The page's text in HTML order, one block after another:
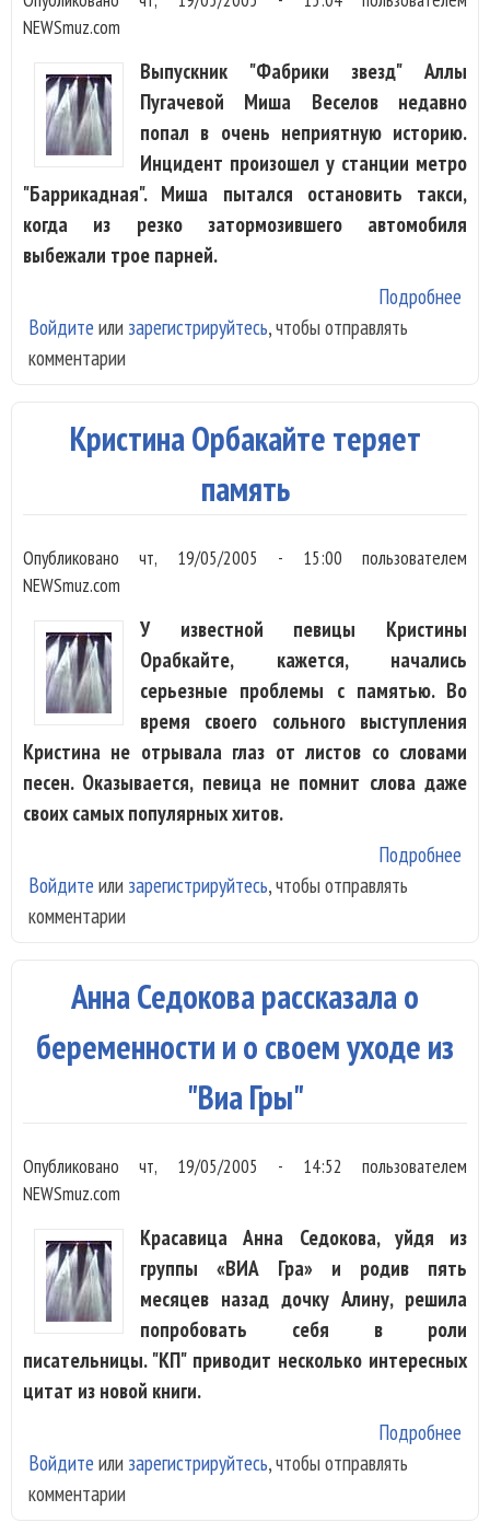
NEWSmuz.com
Выпускник "Фабрики звезд" Аллы
Пугачевой Миша Веселов недавно
попал в очень неприятную историю.
Инцидент произошел у станции метро
"Баррикадная". Миша пытался остановить такси,
когда из резко затормозившего автомобиля
выбежали трое парней.
Подробнее
Войдите или зарегистрируйтесь, чтобы отправлять
комментарии
Кристина Орбакайте теряет
память
Опубликованочт, 19/05/2005 - 15:00 пользователем
NEWSmuz.com
У известной певицы Кристины
Орабкайте, кажется, начались
серьезные проблемы с памятью. Во
время своего сольного выступления
Кристина не отрывала глаз от листов со словами
песен. Оказывается, певица не помнит слова даже
своих самых популярных хитов.
Подробнее
Войдите или зарегистрируйтесь, чтобы отправлять
комментарии
Анна Седокова рассказала о
беременности и о своем уходе из
"Виа Гры"
Опубликованочт, 19/05/2005 - 14:52 пользователем
NEWSmuz.com
Красавица Анна Седокова, уйдя из
группы «ВИА Гра» и родив пять
месяцев назад дочку Алину, решила
попробовать себя в роли
писательницы. "КП" приводит несколько интересных
цитат из новой книги.
Подробнее
Войдите или зарегистрируйтесь, чтобы отправлять
комментарии